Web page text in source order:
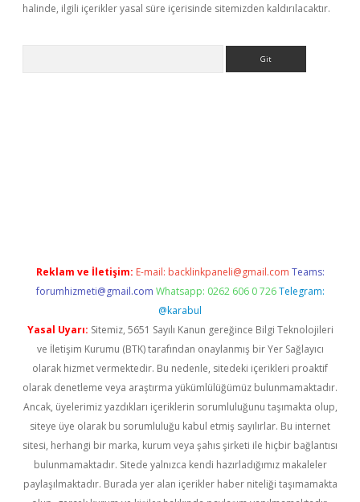
halinde, ilgili içerikler yasal süre içerisinde sitemizden kaldırılacaktır.
Reklam ve İletişim: E-mail: backlinkpaneli@gmail.com Teams:
forumhizmeti@gmail.com Whatsapp: 0262 606 0 726 Telegram:
@karabul
Yasal Uyarı: Sitemiz, 5651 Sayılı Kanun gereğince Bilgi Teknolojileri
ve İletişim Kurumu (BTK) tarafından onaylanmış bir Yer Sağlayıcı
olarak hizmet vermektedir. Bu nedenle, sitedeki içerikleri proaktif
olarak denetleme veya araştırma yükümlülüğümüz bulunmamaktadır.
Ancak, üyelerimiz yazdıkları içeriklerin sorumluluğunu taşımakta olup,
siteye üye olarak bu sorumluluğu kabul etmiş sayılırlar. Bu internet
sitesi, herhangi bir marka, kurum veya şahıs şirketi ile hiçbir bağlantısı
bulunmamaktadır. Sitede yalnızca kendi hazırladığımız makaleler
paylaşılmaktadır. Burada yer alan içerikler haber niteliği taşımamakta